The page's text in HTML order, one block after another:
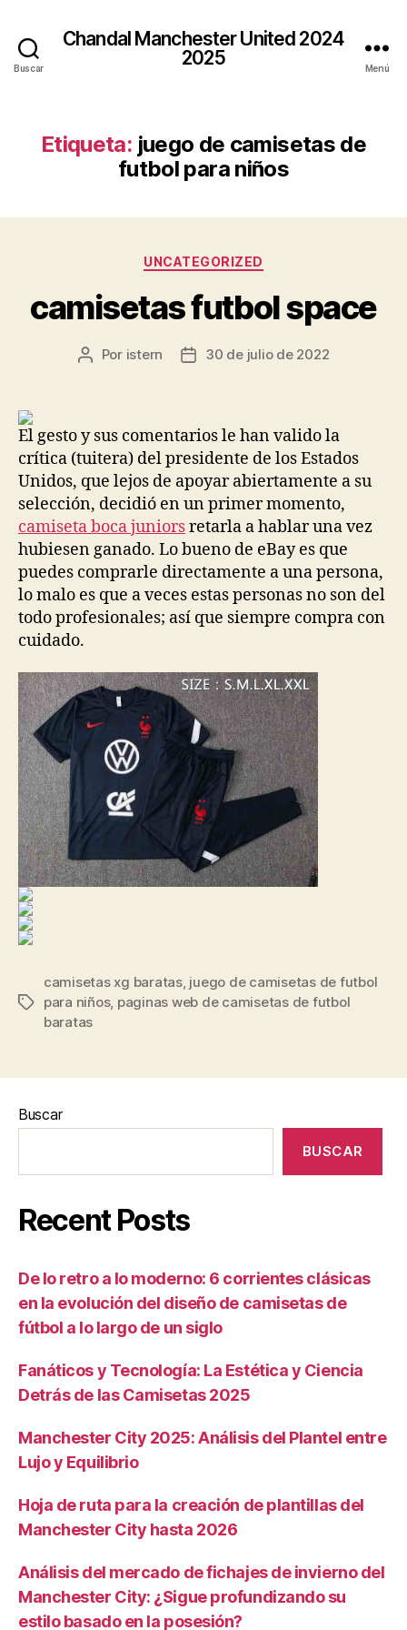
Buscar
Chandal Manchester United 2024
2025
Menú
Etiqueta: juego de camisetas de
futbol para niños
Categorías
UNCATEGORIZED
camisetas futbol space
Autor
Por istern
Fecha30 de julio de 2022
El gesto y sus comentarios le han valido la
crítica (tuitera) del presidente de los Estados
Unidos, que lejos de apoyar abiertamente a su
selección, decidió en un primer momento,
camiseta boca juniorsretarla a hablar una vez
hubiesen ganado. Lo bueno de eBay es que
puedes comprarle directamente a una persona,
lo malo es que a veces estas personas no son del
todo profesionales; así que siempre compra con
cuidado.
Etiquetas
camisetas xg baratas, juego de camisetas de futbol
para niños, paginas web de camisetas de futbol
baratas
Buscar
BUSCAR
Recent Posts
De lo retro a lo moderno: 6 corrientes clásicas
en la evolución del diseño de camisetas de
fútbol a lo largo de un siglo
Fanáticos y Tecnología: La Estética y Ciencia
Detrás de las Camisetas 2025
Manchester City 2025: Análisis del Plantel entre
Lujo y Equilibrio
Hoja de ruta para la creación de plantillas del
Manchester City hasta 2026
Análisis del mercado de fichajes de invierno del
Manchester City: ¿Sigue profundizando su
estilo basado en la posesión?